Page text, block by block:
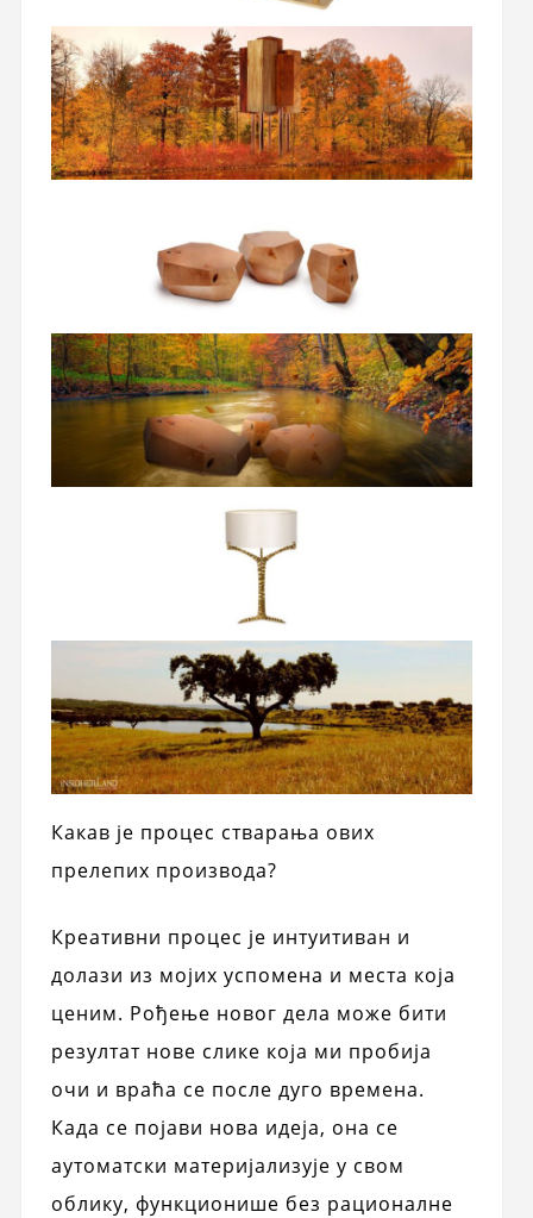
Какав је процес стварања ових
прелепих производа?
Креативни процес је интуитиван и
долази из мојих успомена и места која
ценим. Рођење новог дела може бити
резултат нове слике која ми пробија
очи и враћа се после дуго времена.
Када се појави нова идеја, она се
аутоматски материјализује у свом
облику, функционише без рационалне